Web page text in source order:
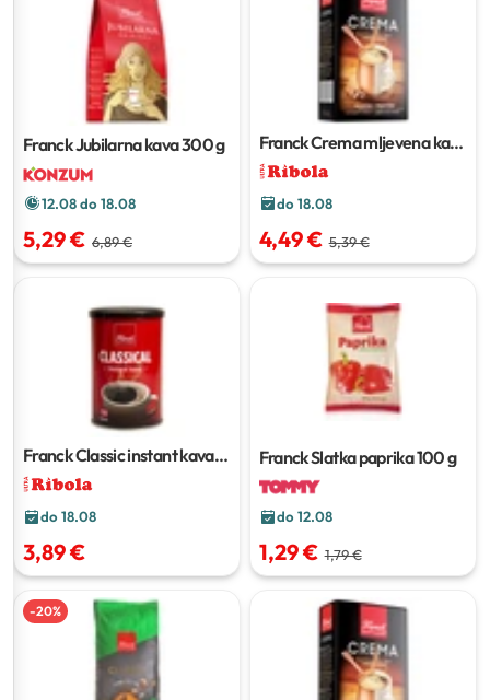
Franck Jubilarna kava300 g
12.08 do 18.08
5,29 € 6,89 €
Franck Crema mljevena kava
250 g
do 18.08
4,49 € 5,39 €
Franck Classic instant kava
100 g
do 18.08
3,89 €
Franck Slatka paprika100 g
do 12.08
1,29 € 1,79 €
-20%